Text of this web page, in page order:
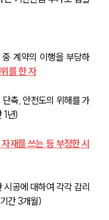
계약의 이행을 부당하
를 한 자
축, 안전도의 위해를 가
1년)
재를 쓰는 등 부정한 시
공에 대하여 각각 감리
간 3개월)